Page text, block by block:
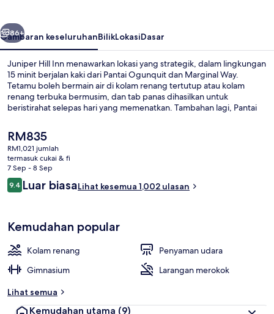
Seterusnya
86+
Gambaran keseluruhanBilikLokasiDasar
Juniper Hill Inn menawarkan lokasi yang strategik, dalam lingkungan
15 minit berjalan kaki dari Pantai Ogunquit dan Marginal Way.
Tetamu boleh bermain air di kolam renang tertutup atau kolam
renang terbuka bermusim, dan tab panas dihasilkan untuk
beristirahat selepas hari yang memenatkan. Tambahan lagi, Pantai
tiba dengan menaiki kenderaan. Pengembara lain menyukai kolam
renang dan kakitangan.
Harga
semasa
ialah
RM835
RM835
RM1,021 jumlah
termasuk cukai & fi
7 Sep - 8 Sep
Ulasan
9.49.4 daripada 10
Luar biasaLihat kesemua 1,002 ulasan
Kemudahan popular
Kolam renang
Penyaman udara
Gimnasium
Larangan merokok
Lihat semua
Kemudahan utama (9)